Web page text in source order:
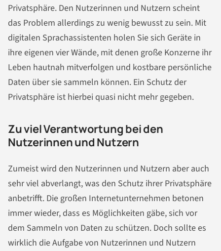
Privatsphäre. Den Nutzerinnen und Nutzern scheint
das Problem allerdings zu wenig bewusst zu sein. Mit
digitalen Sprachassistenten holen Sie sich Geräte in
ihre eigenen vier Wände, mit denen große Konzerne ihr
Leben hautnah mitverfolgen und kostbare persönliche
Daten über sie sammeln können. Ein Schutz der
Privatsphäre ist hierbei quasi nicht mehr gegeben.
Zu viel Verantwortung bei den
Nutzerinnen und Nutzern
Zumeist wird den Nutzerinnen und Nutzern aber auch
sehr viel abverlangt, was den Schutz ihrer Privatsphäre
anbetrifft. Die großen Internetunternehmen betonen
immer wieder, dass es Möglichkeiten gäbe, sich vor
dem Sammeln von Daten zu schützen. Doch sollte es
wirklich die Aufgabe von Nutzerinnen und Nutzern